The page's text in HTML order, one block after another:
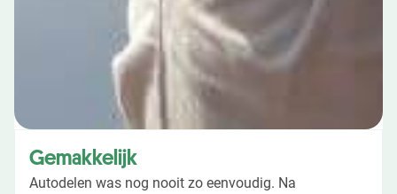
Gemakkelijk
Autodelen was nog nooit zo eenvoudig. Na